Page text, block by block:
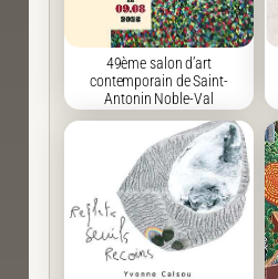
49ème salon d’art
contemporain de Saint-
Antonin Noble-Val